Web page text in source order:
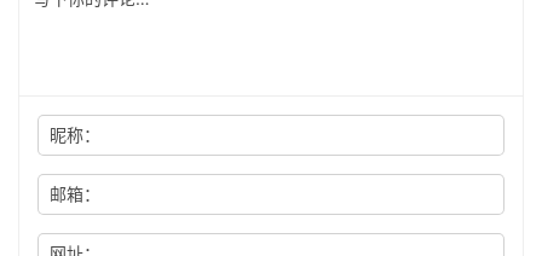
昵称：
邮箱：